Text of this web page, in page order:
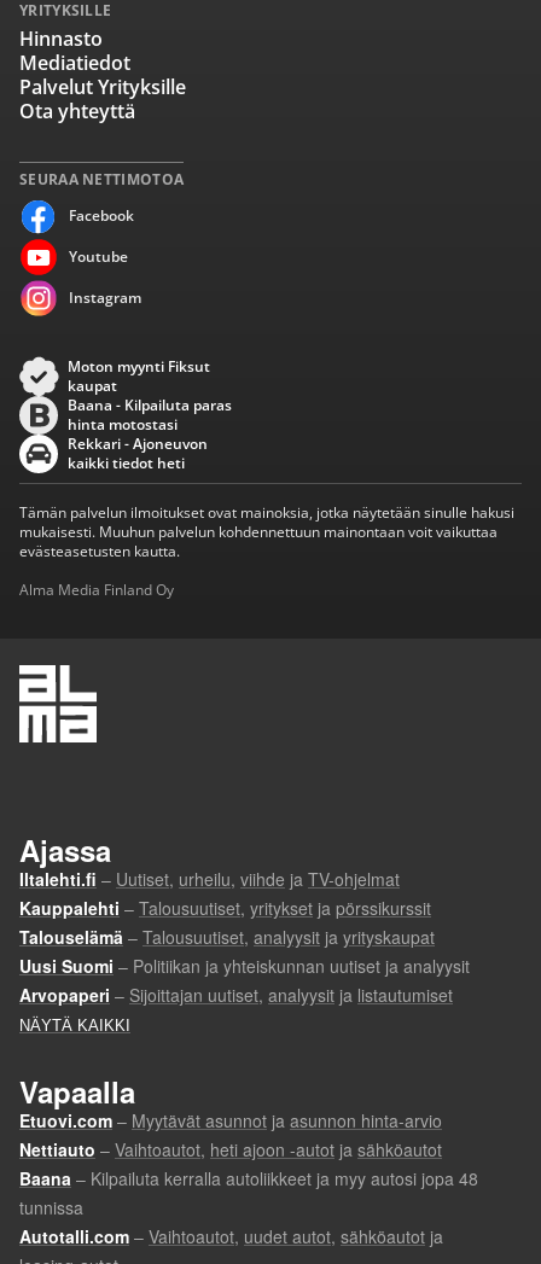
SEURAA NETTIMOTOA
Facebook
Youtube
Instagram
YRITYKSILLE
Hinnasto
Mediatiedot
Palvelut Yrityksille
Ota yhteyttä
Moton myynti Fiksut
kaupat
Baana - Kilpailuta paras
hinta motostasi
Rekkari - Ajoneuvon
kaikki tiedot heti
Tämän palvelun ilmoitukset ovat mainoksia, jotka näytetään sinulle hakusi
mukaisesti. Muuhun palvelun kohdennettuun mainontaan voit vaikuttaa
evästeasetusten kautta.
Alma Media Finland Oy